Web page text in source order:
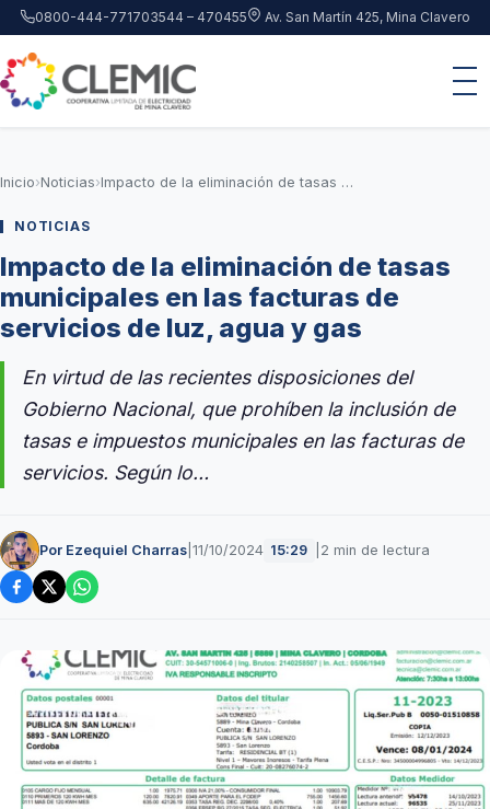
Saltar al contenido principal
0800-444-771703544 – 470455 Av. San Martín 425, Mina Clavero
Inicio›Noticias› Impacto de la eliminación de tasas municipales en las facturas de servicios de luz, agua y gas
NOTICIAS
Impacto de la eliminación de tasas
municipales en las facturas de
servicios de luz, agua y gas
En virtud de las recientes disposiciones del
Gobierno Nacional, que prohíben la inclusión de
tasas e impuestos municipales en las facturas de
servicios. Según lo…
Por Ezequiel Charras 11/10/2024 15:29 2 min de lectura